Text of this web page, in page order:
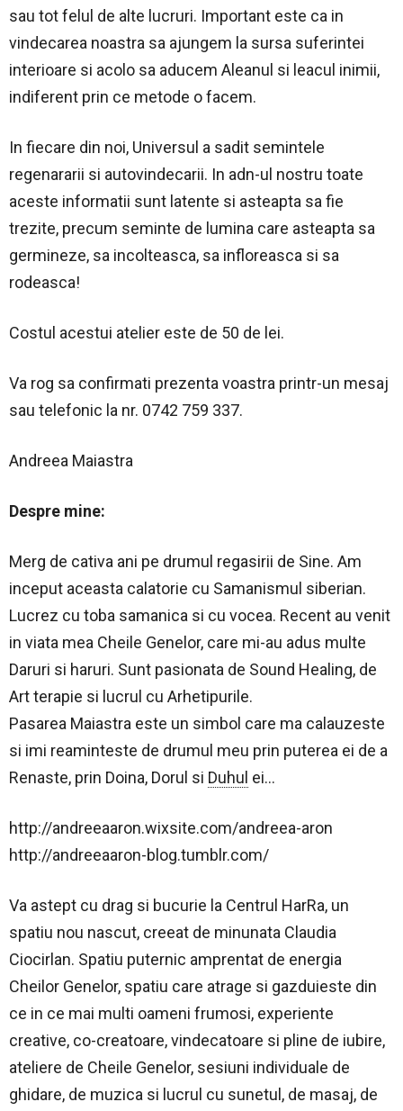
sau tot felul de alte lucruri. Important este ca in
vindecarea noastra sa ajungem la sursa suferintei
interioare si acolo sa aducem Aleanul si leacul inimii,
indiferent prin ce metode o facem.
In fiecare din noi, Universul a sadit semintele
regenararii si autovindecarii. In adn-ul nostru toate
aceste informatii sunt latente si asteapta sa fie
trezite, precum seminte de lumina care asteapta sa
germineze, sa incolteasca, sa infloreasca si sa
rodeasca!
Costul acestui atelier este de 50 de lei.
Va rog sa confirmati prezenta voastra printr-un mesaj
sau telefonic la nr. 0742 759 337.
Andreea Maiastra
Despre mine:
Merg de cativa ani pe drumul regasirii de Sine. Am
inceput aceasta calatorie cu Samanismul siberian.
Lucrez cu toba samanica si cu vocea. Recent au venit
in viata mea Cheile Genelor, care mi-au adus multe
Daruri si haruri. Sunt pasionata de Sound Healing, de
Art terapie si lucrul cu Arhetipurile.
Pasarea Maiastra este un simbol care ma calauzeste
si imi reaminteste de drumul meu prin puterea ei de a
Renaste, prin Doina, Dorul si Duhul ei…
http://andreeaaron.wixsite.com/andreea-aron
http://andreeaaron-blog.tumblr.com/
Va astept cu drag si bucurie la Centrul HarRa, un
spatiu nou nascut, creeat de minunata Claudia
Ciocirlan. Spatiu puternic amprentat de energia
Cheilor Genelor, spatiu care atrage si gazduieste din
ce in ce mai multi oameni frumosi, experiente
creative, co-creatoare, vindecatoare si pline de iubire,
ateliere de Cheile Genelor, sesiuni individuale de
ghidare, de muzica si lucrul cu sunetul, de masaj, de